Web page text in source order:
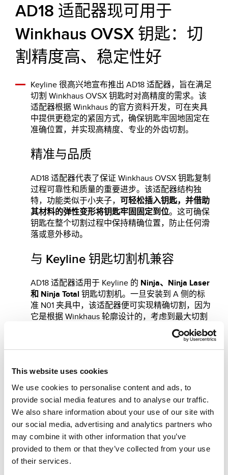
This website uses cookies
We use cookies to personalise content and ads, to
provide social media features and to analyse our traffic.
We also share information about your use of our site with
our social media, advertising and analytics partners who
may combine it with other information that you’ve
provided to them or that they’ve collected from your use
of their services.
AD18 适配器现可用于
Winkhaus OVSX 钥匙：切
割精度高、稳定性好
Keyline 很高兴地宣布推出 AD18 适配器，旨在满足
切割 Winkhaus OVSX 钥匙时对高精度的需求。该
适配器根据 Winkhaus 的官方资料开发，可在夹具
中提供更稳定的紧固方式，确保钥匙牢固地固定在
准确位置，并实现高精度、专业的外齿切割。
精准与品质
AD18 适配器代表了保证 Winkhaus OVSX 钥匙复制
过程可靠性和质量的重要进步。该适配器结构独
特，功能类似于小夹子， 可轻松插入钥匙，并借助
其材料的弹性变形将钥匙牢固固定到位。这可确保
钥匙在整个切割过程中保持精确位置，防止任何滑
落或意外移动。
与 Keyline 钥匙切割机兼容
AD18 适配器适用于 Keyline 的 Ninja、 Ninja Laser
和 Ninja Total 钥匙切割机。一旦安装到 A 侧的标
准 N01 夹具中，该适配器便可实现精确切割，因为
它是根据 Winkhaus 轮廓设计的，考虑到最大切割
深度和常见的轮廓点。凭借这种深入的工程设计，
Keyline 可提供先进而可靠的切割体验。
工具
对于使用 Winkhaus OVSX 钥匙的人来说，AD18 适
配器是必备配件。它可确保切割的质量和稳定性，
最大 限度地减少错误率，并使每个操作更快、更轻
松，最重要的是，更可靠。AD18 适配器旨在整个
切割过程中将钥匙牢牢固定到位，可提供只有
Keyline 才能提供的精确度。